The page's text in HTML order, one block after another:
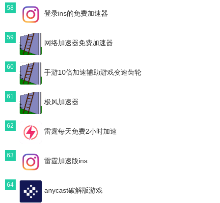
58
登录ins的免费加速器
59
网络加速器免费加速器
60
手游10倍加速辅助游戏变速齿轮
61
极风加速器
62
雷霆每天免费2小时加速
63
雷霆加速版ins
64
anycast破解版游戏